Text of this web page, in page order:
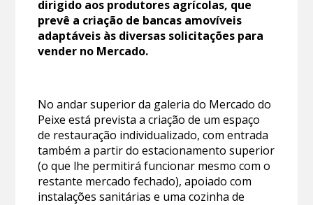
dirigido aos produtores agrícolas, que
prevê a criação de bancas amovíveis
adaptáveis às diversas solicitações para
vender no Mercado.
No andar superior da galeria do Mercado do
Peixe está prevista a criação de um espaço
de restauração individualizado, com entrada
também a partir do estacionamento superior
(o que lhe permitirá funcionar mesmo com o
restante mercado fechado), apoiado com
instalações sanitárias e uma cozinha de